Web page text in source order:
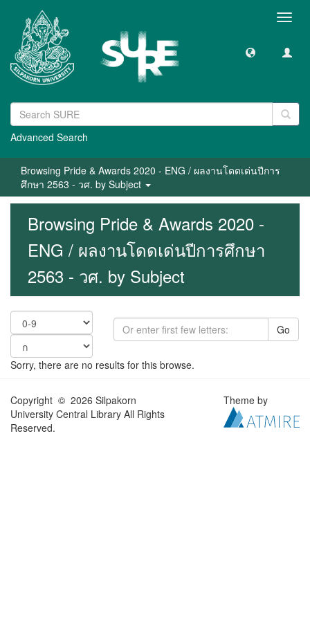
Advanced Search
Browsing Pride & Awards 2020 - ENG / ผลงานโดดเด่นปีการ
ศึกษา 2563 - วศ. by Subject
Browsing Pride & Awards 2020 -
ENG / ผลงานโดดเด่นปีการศึกษา
2563 - วศ. by Subject
Go
Sorry, there are no results for this browse.
Copyright © 2026 Silpakorn
University Central Library All Rights
Reserved.
Theme by